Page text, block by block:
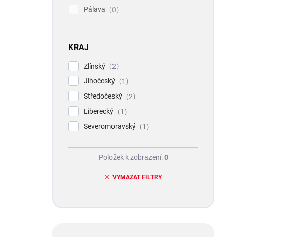
Pálava
0
KRAJ
Zlínský
2
Jihočeský
1
Středočeský
2
Liberecký
1
Severomoravský
1
VYMAZAT FILTRY
Položek k zobrazení:0